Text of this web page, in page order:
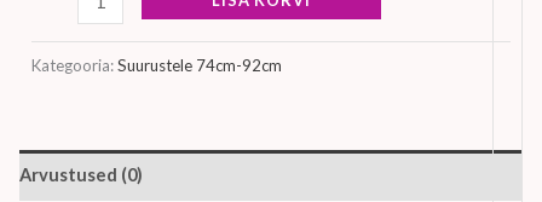
Kategooria:Suurustele 74cm-92cm
Arvustused (0)